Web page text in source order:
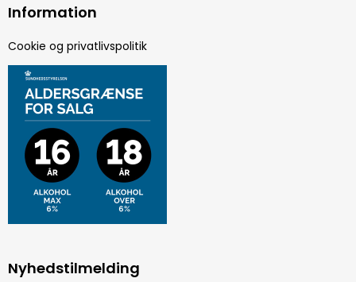
Information
Cookie og privatlivspolitik
Nyhedstilmelding